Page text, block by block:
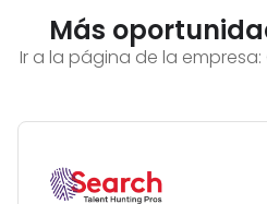
Más
Ir a la página de la empresa: